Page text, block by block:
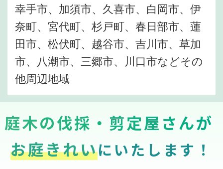
幸手市、加須市、久喜市、白岡市、伊
奈町、宮代町、杉戸町、春日部市、蓮
田市、松伏町、越谷市、吉川市、草加
市、八潮市、三郷市、川口市などその
他周辺地域
庭木の伐採・剪定屋さんが
お庭きれいにいたします！